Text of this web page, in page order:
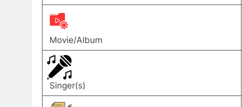
Movie/Album
Singer(s)